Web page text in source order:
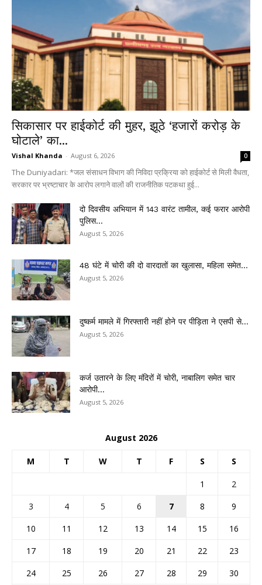
सिकासार पर हाईकोर्ट की मुहर, झूठे ‘हजारों करोड़ के
घोटाले’ का...
Vishal Khanda - August 6, 2026 0
The Duniyadari: *जल संसाधन विभाग की निविदा प्रक्रिया को हाईकोर्ट से मिली वैधता,
सरकार पर भ्रष्टाचार के आरोप लगाने वालों की राजनीतिक पटकथा हुई...
दो दिवसीय अभियान में 143 वारंट तामील, कई फरार आरोपी
पुलिस...
August 5, 2026
48 घंटे में चोरी की दो वारदातों का खुलासा, महिला समेत...
August 5, 2026
दुष्कर्म मामले में गिरफ्तारी नहीं होने पर पीड़िता ने एसपी से...
August 5, 2026
कर्ज उतारने के लिए मंदिरों में चोरी, नाबालिग समेत चार
आरोपी...
August 5, 2026
August 2026
M T W T F S S
1
2
3
4 5 6 7 8
9
10
11 12 13 14 15
16
17
18 19 20 21 22
23
24
25 26 27 28 29
30